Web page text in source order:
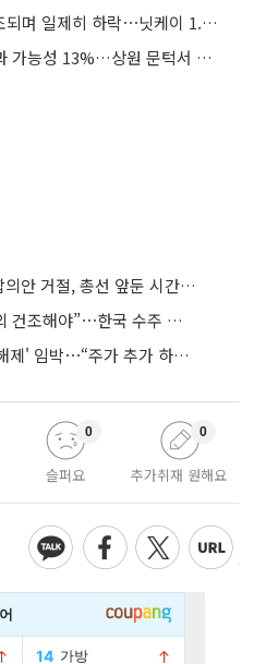
아시아증시, 중동 위기 고조되며 일제히 하락⋯닛케이 1.9%↓
美 클래리티 법안 연내 통과 가능성 13%…상원 문턱서 제동
거절, 총선 앞둔 시간 끌기”
백악관 “전투함 등 4척 해외 건조해야”⋯한국 수주 기대
스페이스X 1차 '보호예수 해제' 임박⋯“주가 추가 하락 가능성”
슬퍼요
0
추가취재 원해요
0